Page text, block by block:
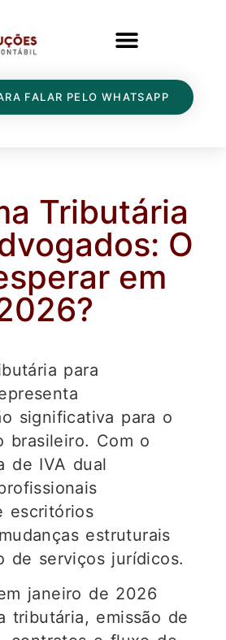
FALAR PELO WHATSAPP
Tributária
O
em
para
significativa para o
brasileiro. Com o
de IVA dual
escritórios
estruturais
de serviços jurídicos.
janeiro de 2026
tributária, emissão de